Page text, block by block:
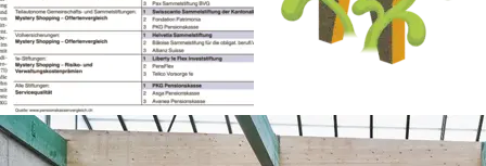
8. Juni 2022 8. Juni 2021